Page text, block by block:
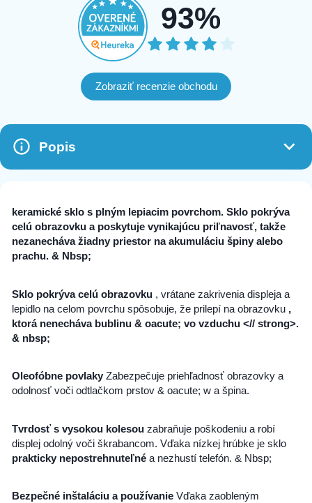
93%
Zobraziť recenzie obchodu
Popis
keramické sklo s plným lepiacim povrchom. Sklo pokrýva
celú obrazovku a poskytuje vynikajúcu priľnavosť, takže
nezanecháva žiadny priestor na akumuláciu špiny alebo
prachu. & Nbsp;
Sklo pokrýva celú obrazovku , vrátane zakrivenia displeja a
lepidlo na celom povrchu spôsobuje, že prilepí na obrazovku ,
ktorá nenecháva bublinu & oacute; vo vzduchu <// strong>.
& nbsp;
Oleofóbne povlaky Zabezpečuje priehľadnosť obrazovky a
odolnosť voči odtlačkom prstov & oacute; w a špina.
Tvrdosť s vysokou kolesou zabraňuje poškodeniu a robí
displej odolný voči škrabancom. Vďaka nízkej hrúbke je sklo
prakticky nepostrehnuteľné a nezhustí telefón. & Nbsp;
Bezpečné inštaláciu a používanie Vďaka zaobleným